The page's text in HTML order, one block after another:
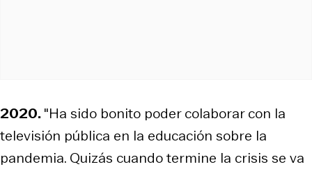
2020."Ha sido bonito poder colaborar con la
televisión pública en la educación sobre la
pandemia. Quizás cuando termine la crisis se va